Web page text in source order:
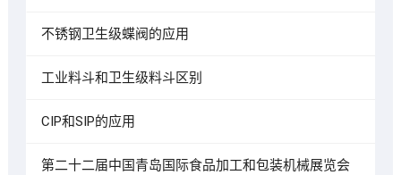
不锈钢卫生级蝶阀的应用
工业料斗和卫生级料斗区别
CIP和SIP的应用
第二十二届中国青岛国际食品加工和包装机械展览会